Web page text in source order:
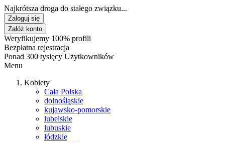
Najkrótsza droga do stałego związku...
Zaloguj się
Załóż konto
Weryfikujemy 100% profili
Bezpłatna rejestracja
Ponad 300 tysięcy Użytkowników
Menu
Kobiety
Cała Polska
dolnośląskie
kujawsko-pomorskie
lubelskie
lubuskie
łódzkie